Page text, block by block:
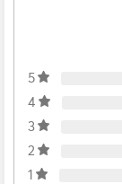
5
4
3
2
1